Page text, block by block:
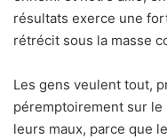
résultats exerce une
rétrécit sous la masse
Les gens veulent tout,
péremptoirement sur
leurs maux, parce que